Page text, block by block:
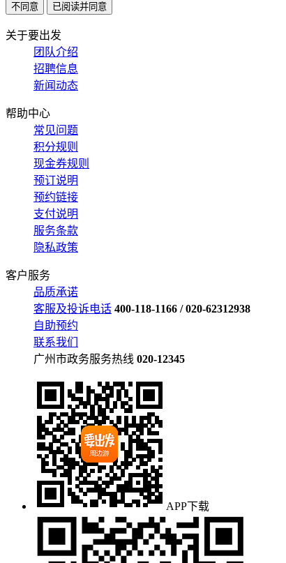
不同意 已阅读并同意
关于要出发
团队介绍
招聘信息
新闻动态
帮助中心
常见问题
积分规则
现金券规则
预订说明
预约链接
支付说明
服务条款
隐私政策
客户服务
品质承诺
客服及投诉电话 400-118-1166 / 020-62312938
自助预约
联系我们
广州市政务服务热线 020-12345
APP下载